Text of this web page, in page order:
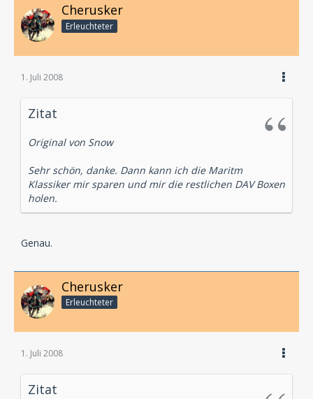
Cherusker
Erleuchteter
1. Juli 2008
Zitat
Original von Snow
Sehr schön, danke. Dann kann ich die Maritm
Klassiker mir sparen und mir die restlichen DAV Boxen
holen.
Genau.
Cherusker
Erleuchteter
1. Juli 2008
Zitat